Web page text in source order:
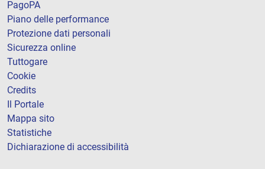
PagoPA
Piano delle performance
Protezione dati personali
Sicurezza online
Tuttogare
Cookie
Credits
Il Portale
Mappa sito
Statistiche
Dichiarazione di accessibilità